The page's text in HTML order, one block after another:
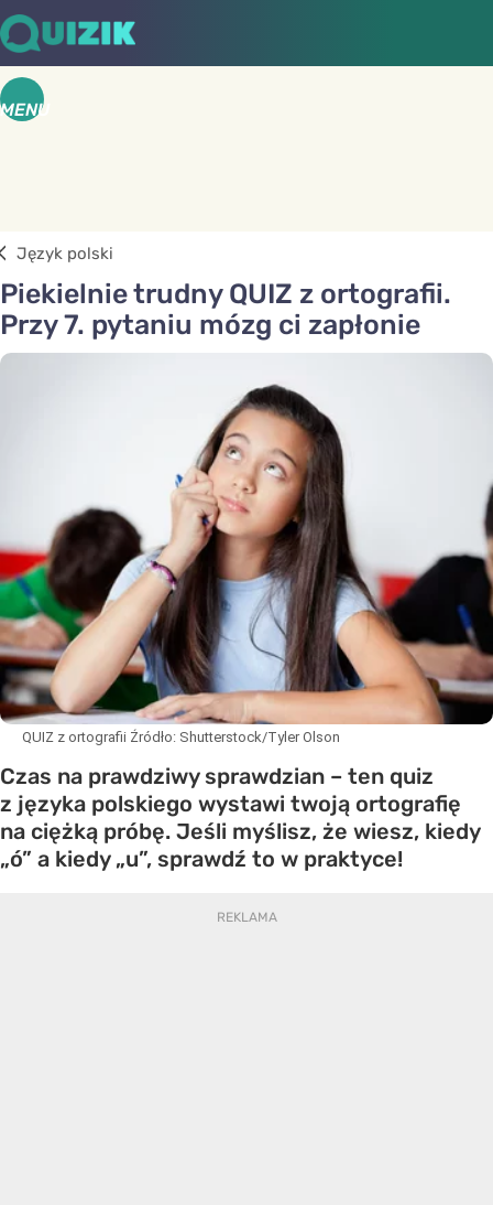
MENU
Język polski
Piekielnie trudny QUIZ z ortografii.
Przy 7. pytaniu mózg ci zapłonie
QUIZ z ortografii Źródło: Shutterstock/Tyler Olson
Czas na prawdziwy sprawdzian – ten quiz
z języka polskiego wystawi twoją ortografię
na ciężką próbę. Jeśli myślisz, że wiesz, kiedy
„ó” a kiedy „u”, sprawdź to w praktyce!